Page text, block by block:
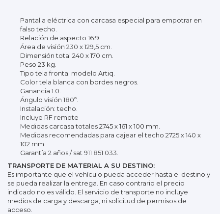
Pantalla eléctrica con carcasa especial para empotrar en
falso techo.
Relación de aspecto 16:9.
Área de visión 230 x 129,5 cm.
Dimensión total 240 x 170 cm.
Peso 23 kg.
Tipo tela frontal modelo Artiq.
Color tela blanca con bordes negros.
Ganancia 1.0.
Ángulo visión 180º.
Instalación: techo.
Incluye RF remote
Medidas carcasa totales 2745 x 161 x 100 mm.
Medidas recomendadas para cajear el techo 2725 x 140 x
102 mm.
Garantía 2 años / sat 911 851 033.
TRANSPORTE DE MATERIAL A SU DESTINO:
Es importante que el vehículo pueda acceder hasta el destino y
se pueda realizar la entrega. En caso contrario el precio
indicado no es válido. El servicio de transporte no incluye
medios de carga y descarga, ni solicitud de permisos de
acceso.